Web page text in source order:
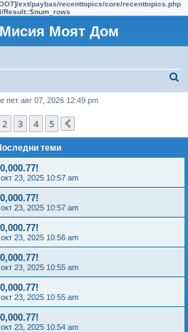
ext/paybas/recenttopics/core/recenttopics.php
Result::$num_rows
Моят Дом
пет авг 07, 2026 12:49 pm
2 3 4 5
теми
23, 2025 10:57 am
23, 2025 10:57 am
23, 2025 10:56 am
23, 2025 10:55 am
23, 2025 10:55 am
23, 2025 10:54 am